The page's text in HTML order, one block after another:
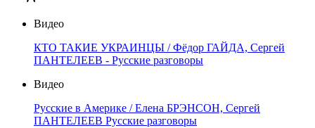
Видео
КТО ТАКИЕ УКРАИНЦЫ / Фёдор ГАЙДА, Сергей
ПАНТЕЛЕЕВ - Русские разговоры
Видео
Русские в Америке / Елена БРЭНСОН, Сергей
ПАНТЕЛЕЕВ Русские разговоры